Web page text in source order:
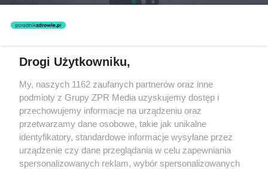
Drogi Użytkowniku,
My, naszych 1162 zaufanych partnerów oraz inne
podmioty z Grupy ZPR Media uzyskujemy dostęp i
przechowujemy informacje na urządzeniu oraz
przetwarzamy dane osobowe, takie jak unikalne
identyfikatory, standardowe informacje wysyłane przez
urządzenie czy dane przeglądania w celu zapewniania
spersonalizowanych reklam, wybór spersonalizowanych